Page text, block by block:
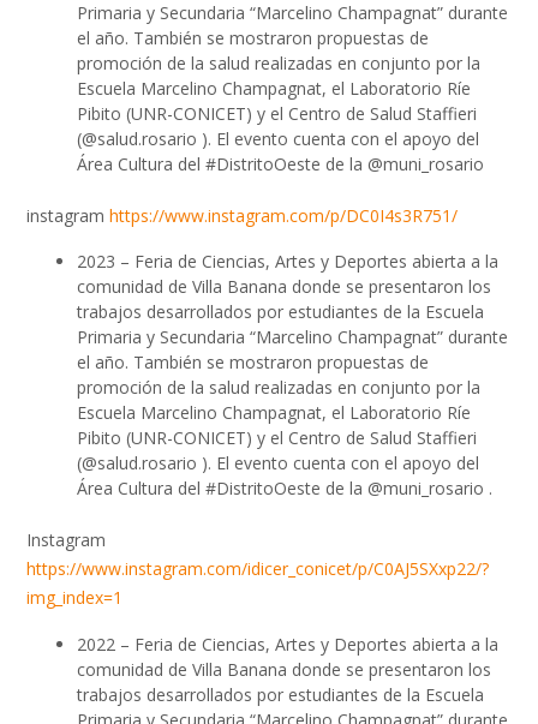
Primaria y Secundaria “Marcelino Champagnat” durante
el año. También se mostraron propuestas de
promoción de la salud realizadas en conjunto por la
Escuela Marcelino Champagnat, el Laboratorio Ríe
Pibito (UNR-CONICET) y el Centro de Salud Staffieri
(@salud.rosario ). El evento cuenta con el apoyo del
Área Cultura del #DistritoOeste de la @muni_rosario
instagram https://www.instagram.com/p/DC0I4s3R751/
2023 – Feria de Ciencias, Artes y Deportes abierta a la
comunidad de Villa Banana donde se presentaron los
trabajos desarrollados por estudiantes de la Escuela
Primaria y Secundaria “Marcelino Champagnat” durante
el año. También se mostraron propuestas de
promoción de la salud realizadas en conjunto por la
Escuela Marcelino Champagnat, el Laboratorio Ríe
Pibito (UNR-CONICET) y el Centro de Salud Staffieri
(@salud.rosario ). El evento cuenta con el apoyo del
Área Cultura del #DistritoOeste de la @muni_rosario .
Instagram
https://www.instagram.com/idicer_conicet/p/C0AJ5SXxp22/?
img_index=1
2022 – Feria de Ciencias, Artes y Deportes abierta a la
comunidad de Villa Banana donde se presentaron los
trabajos desarrollados por estudiantes de la Escuela